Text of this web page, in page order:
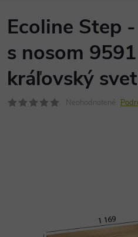
Ecoline Step
s nosom
kráľovský
Neohodnotené